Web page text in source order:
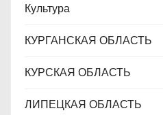
Культура
КУРГАНСКАЯ ОБЛАСТЬ
КУРСКАЯ ОБЛАСТЬ
ЛИПЕЦКАЯ ОБЛАСТЬ